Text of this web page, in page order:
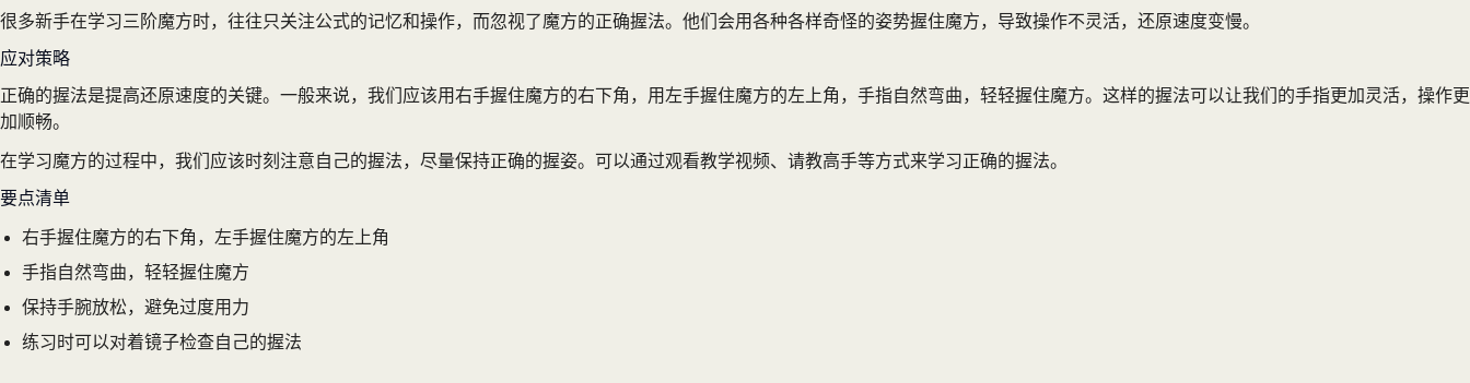
很多新手在学习三阶魔方时，往往只关注公式的记忆和操作，而忽视了魔方的正确握法。他们会用各种各样奇怪的姿势握住魔方，导致操作不灵活，还原速度变慢。
应对策略
正确的握法是提高还原速度的关键。一般来说，我们应该用右手握住魔方的右下角，用左手握住魔方的左上角，手指自然弯曲，轻轻握住魔方。这样的握法可以让我们的手指更加灵活，操作更
加顺畅。
在学习魔方的过程中，我们应该时刻注意自己的握法，尽量保持正确的握姿。可以通过观看教学视频、请教高手等方式来学习正确的握法。
要点清单
右手握住魔方的右下角，左手握住魔方的左上角
手指自然弯曲，轻轻握住魔方
保持手腕放松，避免过度用力
练习时可以对着镜子检查自己的握法